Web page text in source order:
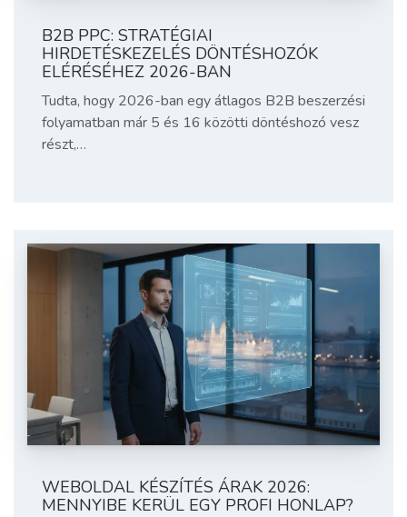
B2B PPC: STRATÉGIAI
HIRDETÉSKEZELÉS DÖNTÉSHOZÓK
ELÉRÉSÉHEZ 2026-BAN
Tudta, hogy 2026-ban egy átlagos B2B beszerzési
folyamatban már 5 és 16 közötti döntéshozó vesz
részt,…
WEBOLDAL KÉSZÍTÉS ÁRAK 2026:
MENNYIBE KERÜL EGY PROFI HONLAP?